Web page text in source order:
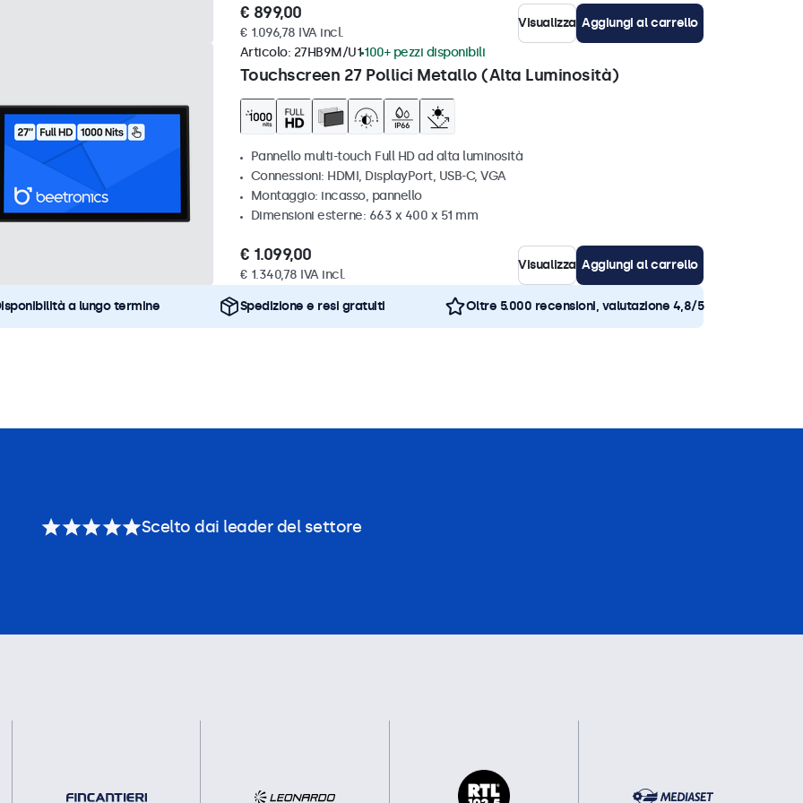
€ 899,00
€ 1.096,78 IVA incl.
Visualizza Aggiungi al carrello
Touchscreen 27 Pollici Metallo (Alta Luminosità)
Articolo: 27HB9M/U1 100+ pezzi disponibili
Pannello multi-touch Full HD ad alta luminosità
Connessioni: HDMI, DisplayPort, USB-C, VGA
Montaggio: incasso, pannello
Dimensioni esterne: 663 x 400 x 51 mm
€ 1.099,00
€ 1.340,78 IVA incl.
Visualizza Aggiungi al carrello
a lungo termine Spedizione e resi gratuiti Oltre 5.000 recensioni, valutazione 4,8/5
Scelto dai leader del settore